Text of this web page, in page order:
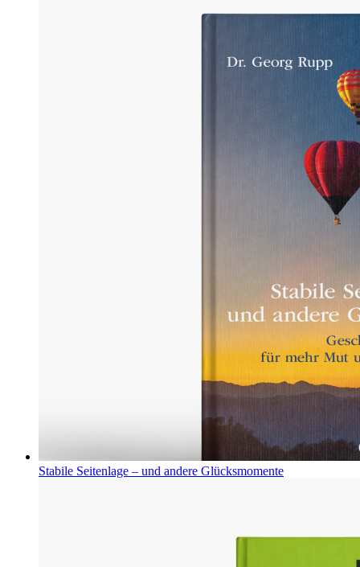
Stabile Seitenlage – und andere Glücksmomente